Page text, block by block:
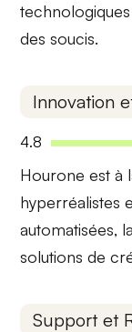
des soucis.
Innovation
4.8
Hourone est à
hyperréalistes
automatisées,
solutions de
Support et